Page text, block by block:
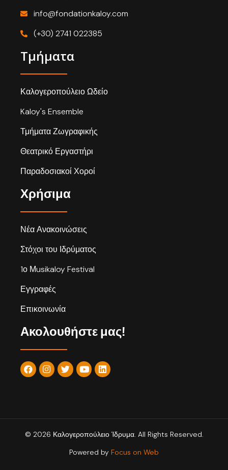
info@fondationkaloy.com
(+30) 2741 022385
Τμήματα
Καλογεροπούλειο Ωδείο
Kaloy's Ensemble
Τμήματα Ζωγραφικής
Θεατρικό Εργαστήρι
Παραδοσιακοί Χοροί
Χρήσιμα
Νέα Ανακοινώσεις
Στόχοι του Ιδρύματος
1ο Μusikaloy Festival
Εγγραφές
Επικοινωνία
Ακολουθήστε μας!
© 2026 Καλογεροπούλειο Ίδρυμα. All Rights Reserved.
Powered by Focus on Web